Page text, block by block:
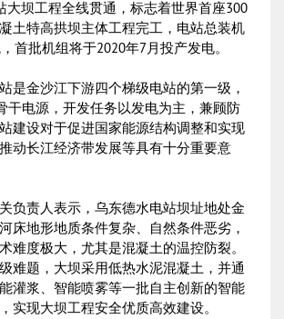
坝工程全线贯通，标志着世界首座300
土特高拱坝主体工程完工，电站总装机
首批机组将于2020年7月投产发电。
金沙江下游四个梯级电站的第一级，
干电源，开发任务以发电为主，兼顾防
建设对于促进国家能源结构调整和实现
动长江经济带发展等具有十分重要意
责人表示，乌东德水电站坝址地处金
床地形地质条件复杂、自然条件恶劣，
难度极大，尤其是混凝土的温控防裂。
难题，大坝采用低热水泥混凝土，并通
灌浆、智能喷雾等一批自主创新的智能
实现大坝工程安全优质高效建设。